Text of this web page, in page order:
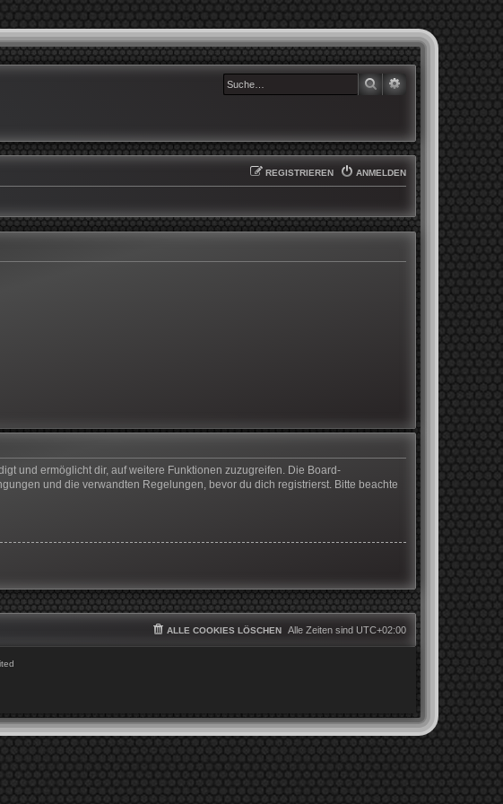
SUCHE
ANMELDEN
REGISTRIEREN
und ermöglicht dir, auf weitere Funktionen zuzugreifen. Die Board-
und die verwandten Regelungen, bevor du dich registrierst. Bitte beachte
Alle Zeiten sind UTC+02:00
ALLE COOKIES LÖSCHEN